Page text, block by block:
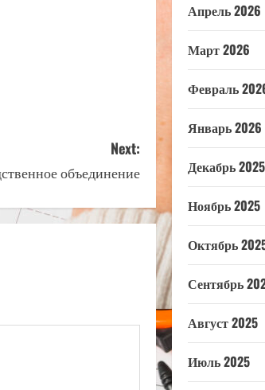
Next:
объединение
Апрель 2026
Март 2026
Февраль
Январь 2026
Декабрь 2025
Ноябрь 2025
Октябрь
Сентябрь
Август 2025
Июль 2025